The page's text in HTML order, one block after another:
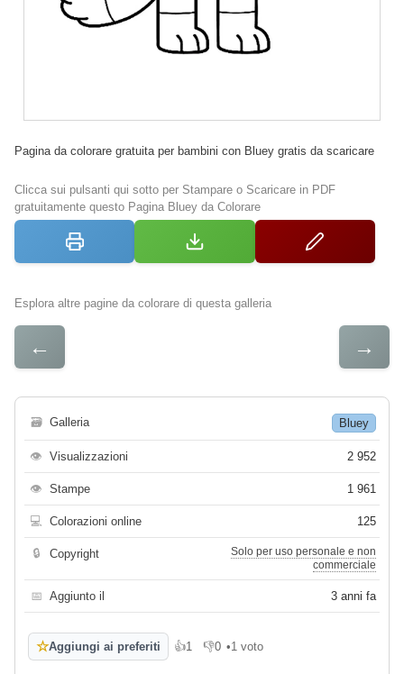
Pagina da colorare gratuita per bambini con Bluey gratis da scaricare
Clicca sui pulsanti qui sotto per Stampare o Scaricare in PDF
gratuitamente questo Pagina Bluey da Colorare
Esplora altre pagine da colorare di questa galleria
← →
🗃 Galleria Bluey
👁 Visualizzazioni 2 952
👁 Stampe 1 961
💻 Colorazioni online 125
🔒 Copyright
Solo per uso personale e non
commerciale
📅 Aggiunto il 3 anni fa
☆Aggiungi ai preferiti 👍1
Mi piace
👎0
Non mi piace
•1 voto